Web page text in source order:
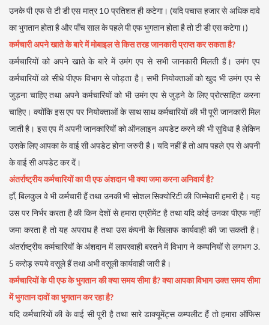
उनके पी एफ से टी डी एस मात्र 10 प्रतिशत ही कटेगा। (यदि पचास हजार से अधिक दावे
का भुगतान होता है और पाँच साल के पहले पी एफ भुगतान होता है तो टी डी एस कटेगा।)
कर्मचारी अपने खाते के बारे में मोबाइल से किस तरह जानकारी प्राप्त कर सकता है?
कर्मचारियों को अपने खाते के बारे में उमंग एप से सभी जानकारी मिलती हैं। उमंग एप
कर्मचारियों को सीधे पीएफ विभाग से जोड़ता है। सभी नियोक्ताओं को खुद भी उमंग एप से
जुड़ना चाहिए तथा अपने कर्मचारियों को भी उमंग एप से जुड़ने के लिए प्रोत्साहित करना
चाहिए। क्योंकि इस एप पर नियोक्ताओं के साथ साथ कर्मचारियों की भी पूरी जानकारी मिल
जाती है। इस एप में अपनी जानकारियों को ऑनलाइन अपडेट करने की भी सुविधा है लेकिन
उसके लिए आपका के वाई सी अपडेट होना जरुरी है। यदि नहीं है तो आप पहले एप से अपनी
के वाई सी अपडेट कर दें।
अंतर्राष्ट्रीय कर्मचारियों का पी एफ अंशदान भी क्या जमा करना अनिवार्य है?
हाँ, बिलकुल वे भी कर्मचारी हैं तथा उनकी भी सोशल सिक्योरिटी की जिम्मेवारी हमारी है। यह
उस पर निर्भर करता है की किन देशों से हमारा एग्रीमेंट है तथा यदि कोई उनका पीएफ नहीं
जमा करता है तो यह अपराध है तथा उस कंपनी के खिलाफ कार्यवाही की जा सकती है।
अंतर्राष्ट्रीय कर्मचारियों के अंशदान में लापरवाही बरतने में विभाग ने कम्पनियों से लगभग 3.
5 करोड़ रुपये वसूले हैं तथा अभी वसूली कार्यवाही जारी है।
कर्मचारियों के पी एफ के भुगतान की क्या समय सीमा है? क्या आपका विभाग उक्त समय सीमा
में भुगतान दावों का भुगतान कर रहा है?
यदि कर्मचारियों की के वाई सी पूरी है तथा सारे डाक्यूमेंट्स कम्पलीट हैं तो हमारा ऑफिस